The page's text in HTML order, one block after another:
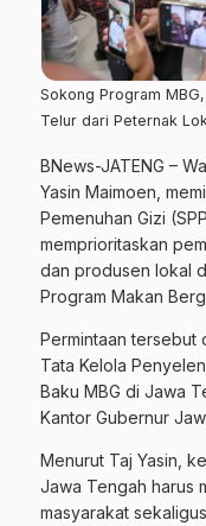
Sokong Program
Telur dari Peternak
BNews-JATENG –
Yasin Maimoen,
Pemenuhan Gizi
memprioritaskan
dan produsen lokal
Program Makan
Permintaan tersebut
Tata Kelola
Baku MBG di Jawa
Kantor Gubernur
Menurut Taj Yasin,
Jawa Tengah harus
masyarakat